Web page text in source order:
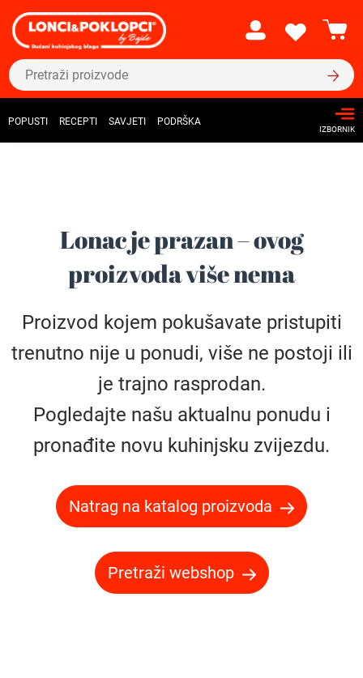
POPUSTI RECEPTI SAVJETI PODRŠKA
IZBORNIK
Lonac je prazan – ovog
proizvoda više nema
Proizvod kojem pokušavate pristupiti
trenutno nije u ponudi, više ne postoji ili
je trajno rasprodan.
Pogledajte našu aktualnu ponudu i
pronađite novu kuhinjsku zvijezdu.
Natrag na katalog proizvoda
Pretraži webshop